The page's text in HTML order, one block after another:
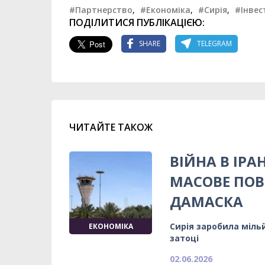
#Партнерство, #Економіка, #Сирія,
ПОДІЛИТИСЯ ПУБЛІКАЦІЄЮ:
SHARE TELEGRAM
ЧИТАЙТЕ ТАКОЖ
ЕКОНОМІКА
ВІЙНА В
МАСОВЕ
ДАМАСКА
Сирія заробила
затоці
02.06.2026